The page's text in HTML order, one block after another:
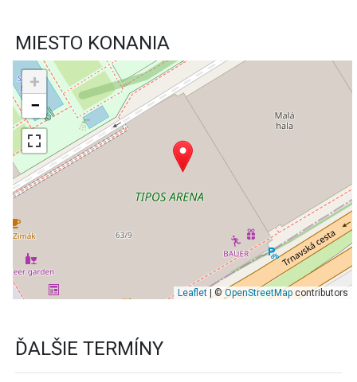
MIESTO KONANIA
+
−
Leaflet| ©OpenStreetMapcontributors
ĎALŠIE TERMÍNY